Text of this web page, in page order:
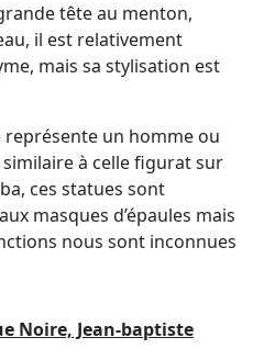
tête au menton,
il est relativement
mais sa stylisation est
représente un homme ou
à celle figurat sur
ces statues sont
masques d’épaules mais
nous sont inconnues
Noire, Jean-baptiste